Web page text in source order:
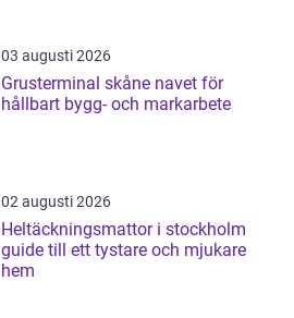
03 augusti 2026
Grusterminal skåne navet för
hållbart bygg- och markarbete
02 augusti 2026
Heltäckningsmattor i stockholm
guide till ett tystare och mjukare
hem